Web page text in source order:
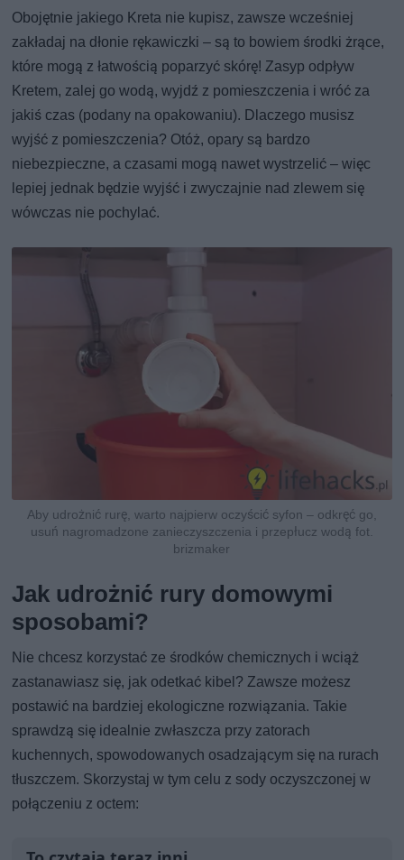
Obojętnie jakiego Kreta nie kupisz, zawsze wcześniej
zakładaj na dłonie rękawiczki – są to bowiem środki żrące,
które mogą z łatwością poparzyć skórę! Zasyp odpływ
Kretem, zalej go wodą, wyjdź z pomieszczenia i wróć za
jakiś czas (podany na opakowaniu). Dlaczego musisz
wyjść z pomieszczenia? Otóż, opary są bardzo
niebezpieczne, a czasami mogą nawet wystrzelić – więc
lepiej jednak będzie wyjść i zwyczajnie nad zlewem się
wówczas nie pochylać.
Aby udrożnić rurę, warto najpierw oczyścić syfon – odkręć go,
usuń nagromadzone zanieczyszczenia i przepłucz wodą fot.
brizmaker
Jak udrożnić rury domowymi
sposobami?
Nie chcesz korzystać ze środków chemicznych i wciąż
zastanawiasz się, jak odetkać kibel? Zawsze możesz
postawić na bardziej ekologiczne rozwiązania. Takie
sprawdzą się idealnie zwłaszcza przy zatorach
kuchennych, spowodowanych osadzającym się na rurach
tłuszczem. Skorzystaj w tym celu z sody oczyszczonej w
połączeniu z octem: